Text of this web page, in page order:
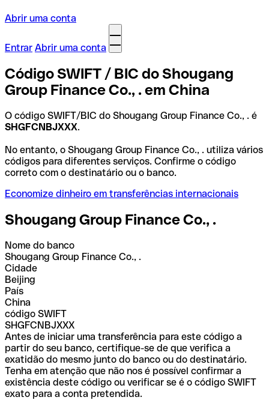
Abrir uma conta
Entrar Abrir uma conta
Código SWIFT / BIC do Shougang
Group Finance Co., . em China
O código SWIFT/BIC do Shougang Group Finance Co., . é
SHGFCNBJXXX.
No entanto, o Shougang Group Finance Co., . utiliza vários
códigos para diferentes serviços. Confirme o código
correto com o destinatário ou o banco.
Economize dinheiro em transferências internacionais
Shougang Group Finance Co., .
Nome do banco
Shougang Group Finance Co., .
Cidade
Beijing
País
China
código SWIFT
SHGFCNBJXXX
Antes de iniciar uma transferência para este código a
partir do seu banco, certifique-se de que verifica a
exatidão do mesmo junto do banco ou do destinatário.
Tenha em atenção que não nos é possível confirmar a
existência deste código ou verificar se é o código SWIFT
exato para a conta pretendida.